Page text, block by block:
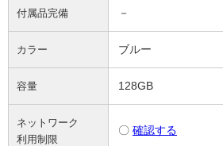
付属品完備 －
カラー ブルー
容量 128GB
ネットワーク
利用制限
〇 確認する